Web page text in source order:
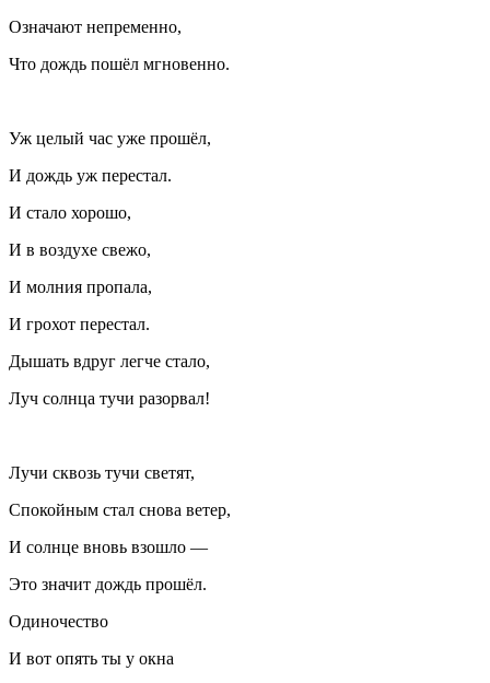
Означают непременно,
Что дождь пошёл мгновенно.
Уж целый час уже прошёл,
И дождь уж перестал.
И стало хорошо,
И в воздухе свежо,
И молния пропала,
И грохот перестал.
Дышать вдруг легче стало,
Луч солнца тучи разорвал!
Лучи сквозь тучи светят,
Спокойным стал снова ветер,
И солнце вновь взошло —
Это значит дождь прошёл.
Одиночество
И вот опять ты у окна